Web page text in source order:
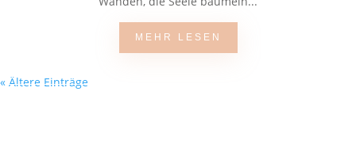
MEHR LESEN
« Ältere Einträge